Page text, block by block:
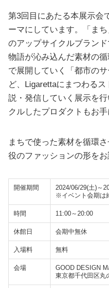
第3回目にあたる本展示会
ーマにしています。「ま
のアップサイクルブラン
物語が沁み込んだ素材の
で展開していく「都市の
ど、Ligarettaにまつわる
説・発信していく展示を
クルしたプロダクトもお手
まちで使った素材を循環
役のファッションの形をお
開催期間
2024/06/29(土)～
※イベント会期は
時間 11:00～20:00
休館日 会期中無休
入場料 無料
会場
GOOD DESIGN
東京都千代田区丸